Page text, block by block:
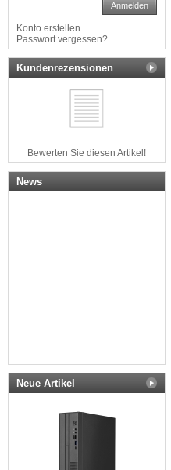
Anmelden
Konto erstellen
Passwort vergessen?
Kundenrezensionen
Bewerten Sie diesen Artikel!
News
Neue Artikel